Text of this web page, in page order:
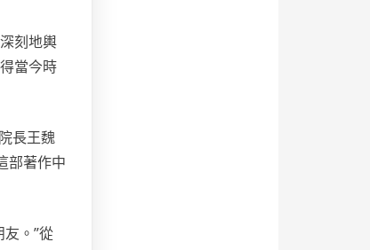
刻地輿
當今時
長王魏
部著作中
友。”從